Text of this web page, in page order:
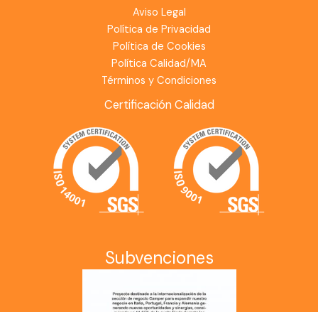
Aviso Legal
Política de Privacidad
Política de Cookies
Política Calidad/MA
Términos y Condiciones
Certificación Calidad
Subvenciones